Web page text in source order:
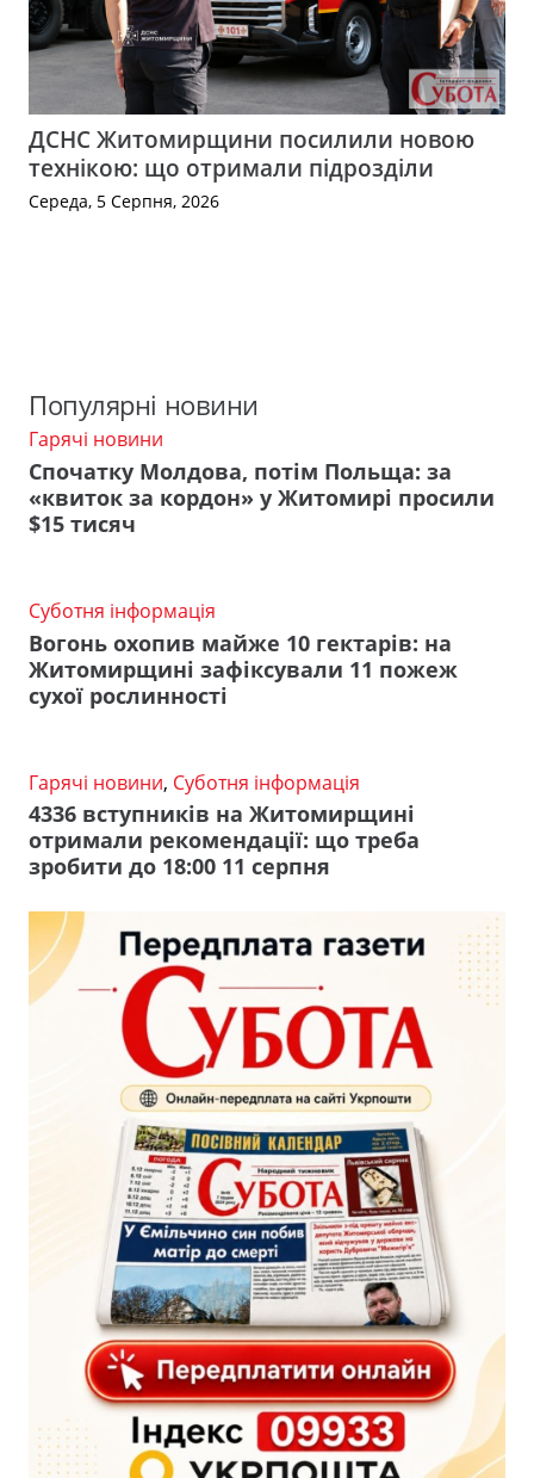
ДСНС Житомирщини посилили новою
технікою: що отримали підрозділи
Середа, 5 Серпня, 2026
Популярні новини
Гарячі новини
Спочатку Молдова, потім Польща: за
«квиток за кордон» у Житомирі просили
$15 тисяч
Суботня інформація
Вогонь охопив майже 10 гектарів: на
Житомирщині зафіксували 11 пожеж
сухої рослинності
Гарячі новини, Суботня інформація
4336 вступників на Житомирщині
отримали рекомендації: що треба
зробити до 18:00 11 серпня